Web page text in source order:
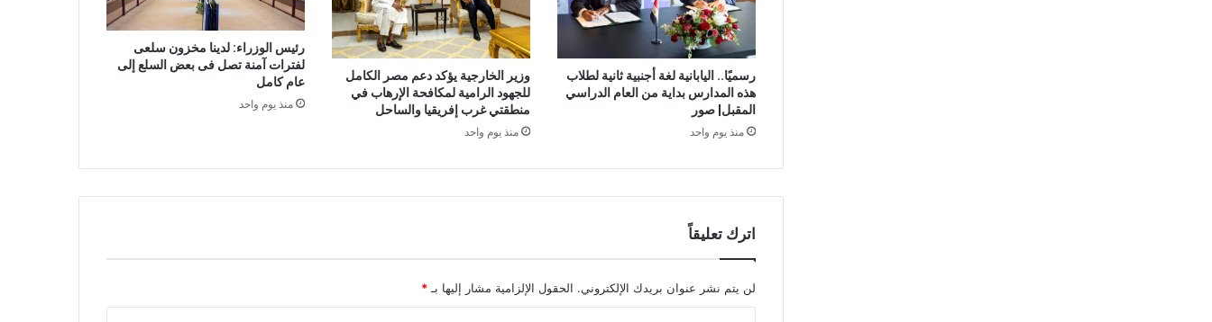
رسميًا.. اليابانية لغة أجنبية ثانية لطلاب
هذه المدارس بداية من العام الدراسي
المقبل| صور
منذ يوم واحد
وزير الخارجية يؤكد دعم مصر الكامل
للجهود الرامية لمكافحة الإرهاب في
منطقتي غرب إفريقيا والساحل
منذ يوم واحد
رئيس الوزراء: لدينا مخزون سلعى
لفترات آمنة تصل فى بعض السلع إلى
عام كامل
منذ يوم واحد
اترك تعليقاً
لن يتم نشر عنوان بريدك الإلكتروني. الحقول الإلزامية مشار إليها بـ *